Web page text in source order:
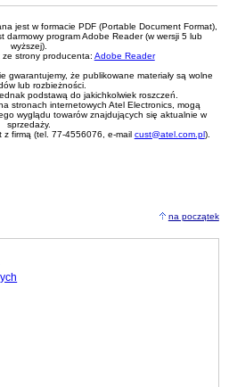
jest w formacie PDF (Portable Document Format),
darmowy program Adobe Reader (w wersji 5 lub
wyższej).
strony producenta: Adobe Reader
gwarantujemy, że publikowane materiały są wolne
lub rozbieżności.
podstawą do jakichkolwiek roszczeń.
stronach internetowych Atel Electronics, mogą
wyglądu towarów znajdujących się aktualnie w
sprzedaży.
z firmą (tel. 77-4556076, e-mail cust@atel.com.pl).
na początek